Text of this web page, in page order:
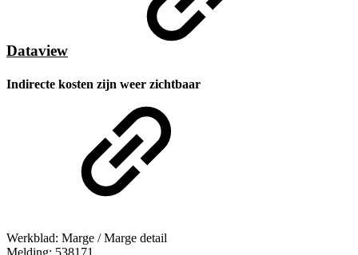
Dataview
Indirecte kosten zijn weer zichtbaar
Werkblad: Marge / Marge detail
Melding: 538171